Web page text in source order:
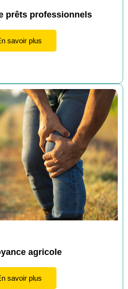
prêts professionnels
savoir plus
agricole
savoir plus